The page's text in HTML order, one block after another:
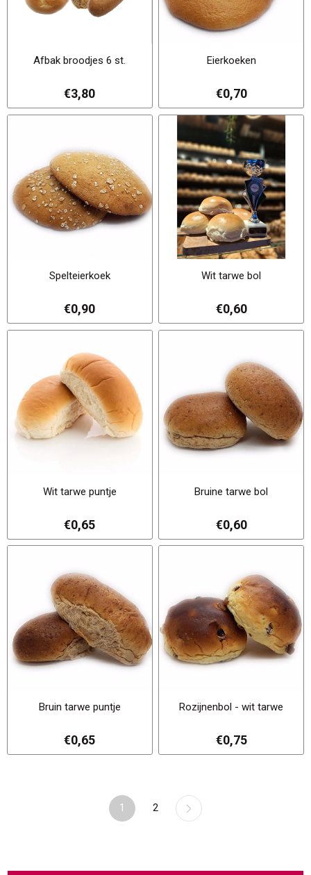
Afbak broodjes 6 st.
€3,80
Eierkoeken
€0,70
Spelteierkoek
€0,90
Wit tarwe bol
€0,60
Wit tarwe puntje
€0,65
Bruine tarwe bol
€0,60
Bruin tarwe puntje
€0,65
Rozijnenbol - wit tarwe
€0,75
1 2